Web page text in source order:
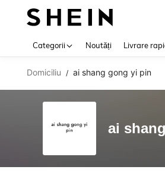
Categorii Noutăți Livrare
Domiciliu / ai shang gong yi pin
ai